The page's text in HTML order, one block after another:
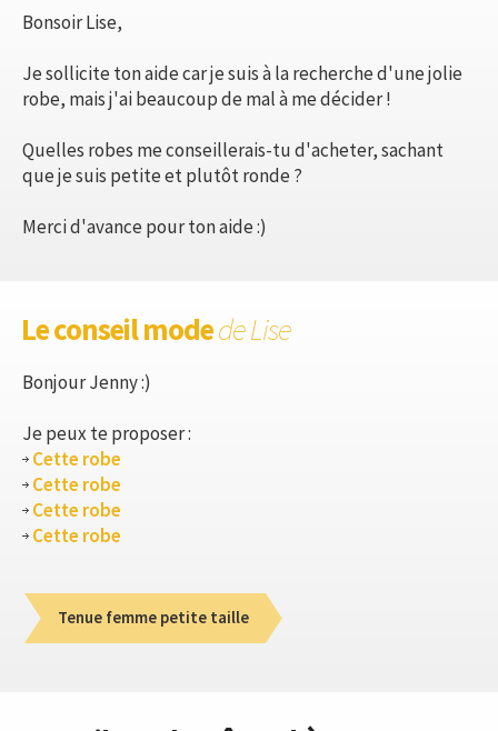
Bonsoir Lise,
Je sollicite ton aide car je suis à la recherche d'une jolie
robe, mais j'ai beaucoup de mal à me décider !
Quelles robes me conseillerais-tu d'acheter, sachant
que je suis petite et plutôt ronde ?
Merci d'avance pour ton aide :)
Le conseil modede Lise
Bonjour Jenny :)
Je peux te proposer :
Cette robe
Cette robe
Cette robe
Cette robe
Tenue femme petite taille